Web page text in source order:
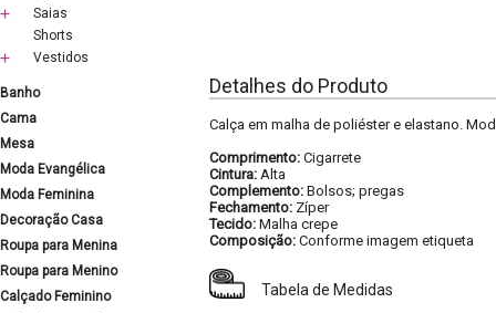
Saias
Shorts
Vestidos
Banho
Cama
Mesa
Moda Evangélica
Moda Feminina
Decoração Casa
Roupa para Menina
Roupa para Menino
Calçado Feminino
Detalhes do Produto
Calça em malha de poliéster e elastano.
Comprimento: Cigarrete
Cintura: Alta
Complemento: Bolsos; pregas
Fechamento: Zíper
Tecido: Malha crepe
Composição: Conforme imagem etiqueta
Tabela de Medidas